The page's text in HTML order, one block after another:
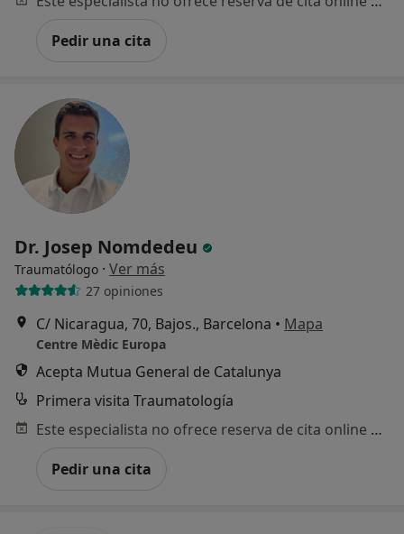
Pedir una cita
Dr. Josep Nomdedeu
Traumatólogo · Ver más
27 opiniones
C/ Nicaragua, 70, Bajos., Barcelona • Mapa
Centre Mèdic Europa
Acepta Mutua General de Catalunya
Primera visita Traumatología
Este especialista no ofrece reserva de cita online en esta dirección.
Pedir una cita